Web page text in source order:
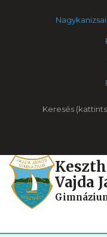
Keresés
Vajda